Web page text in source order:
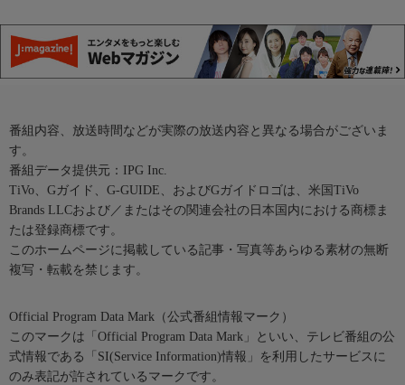
番組内容、放送時間などが実際の放送内容と異なる場合がございま
す。
番組データ提供元：IPG Inc.
TiVo、Gガイド、G-GUIDE、およびGガイドロゴは、米国TiVo
Brands LLCおよび／またはその関連会社の日本国内における商標ま
たは登録商標です。
このホームページに掲載している記事・写真等あらゆる素材の無断
複写・転載を禁じます。
Official Program Data Mark（公式番組情報マーク）
このマークは「Official Program Data Mark」といい、テレビ番組の公
式情報である「SI(Service Information)情報」を利用したサービスに
のみ表記が許されているマークです。